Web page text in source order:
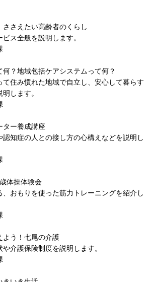
、ささえたい高齢者のくらし
ビス全般を説明します。
何？地域包括ケアシステムって何？
て住み慣れた地域で自立し、安心して暮らす
します。
ター養成講座
認知症の人との接し方の心構えなどを説明し
体操体験会
、おもりを使った筋力トレーニングを紹介し
よう！七尾の介護
や介護保険制度を説明します。